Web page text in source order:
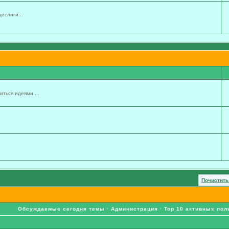
идеями....
Обсуждаемые сегодня темы ·Администрация ·Top 10 активных